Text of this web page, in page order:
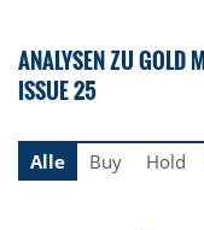
ANALYSEN ZU GOLD
ISSUE 25
Alle
Buy Hold